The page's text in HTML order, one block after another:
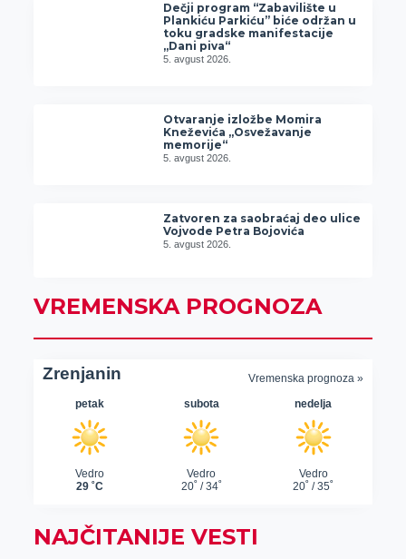
Dečji program “Zabavilište u
Plankiću Parkiću” biće održan u
toku gradske manifestacije
„Dani piva“
5. avgust 2026.
Otvaranje izložbe Momira
Kneževića „Osvežavanje
memorije“
5. avgust 2026.
Zatvoren za saobraćaj deo ulice
Vojvode Petra Bojovića
5. avgust 2026.
VREMENSKA PROGNOZA
NAJČITANIJE VESTI